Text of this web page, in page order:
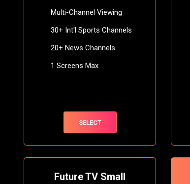
Multi-Channel Viewing
30+ Int'l Sports Channels
20+ News Channels
1 Screens Max
SELECT
Future TV Small